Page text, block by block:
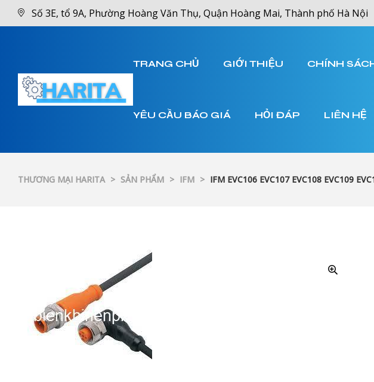
Số 3E, tổ 9A, Phường Hoàng Văn Thụ, Quận Hoàng Mai, Thành phố Hà Nội
TRANG CHỦ GIỚI THIỆU CHÍNH
YÊU CẦU BÁO GIÁ HỎI ĐÁP LIÊN HỆ
THƯƠNG MẠI HARITA > SẢN PHẨM > IFM > IFM EVC106 EVC107 EVC108 EVC109